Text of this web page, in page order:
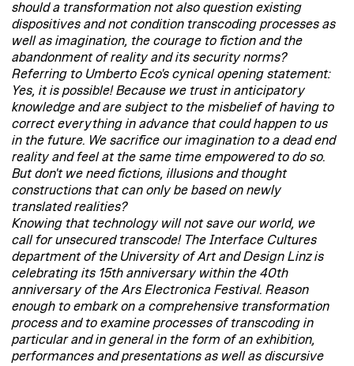
should a transformation not also question existing
dispositives and not condition transcoding processes as
well as imagination, the courage to fiction and the
abandonment of reality and its security norms?
Referring to Umberto Eco's cynical opening statement:
Yes, it is possible! Because we trust in anticipatory
knowledge and are subject to the misbelief of having to
correct everything in advance that could happen to us
in the future. We sacrifice our imagination to a dead end
reality and feel at the same time empowered to do so.
But don't we need fictions, illusions and thought
constructions that can only be based on newly
translated realities?
Knowing that technology will not save our world, we
call for unsecured transcode! The Interface Cultures
department of the University of Art and Design Linzis
celebrating its 15th anniversary within the 40th
anniversary of the Ars Electronica Festival. Reason
enough to embark on a comprehensive transformation
process and to examine processes of transcoding in
particular and in general in the form of an exhibition,
performances and presentations as well as discursive